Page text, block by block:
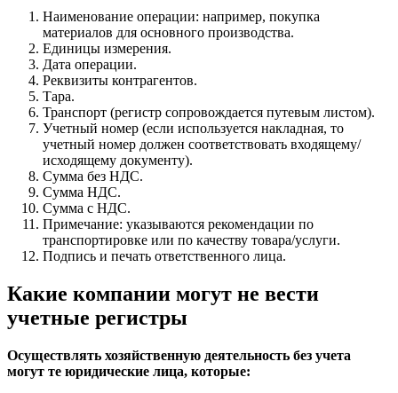
Наименование операции: например, покупка
материалов для основного производства.
Единицы измерения.
Дата операции.
Реквизиты контрагентов.
Тара.
Транспорт (регистр сопровождается путевым листом).
Учетный номер (если используется накладная, то
учетный номер должен соответствовать входящему/
исходящему документу).
Сумма без НДС.
Сумма НДС.
Сумма с НДС.
Примечание: указываются рекомендации по
транспортировке или по качеству товара/услуги.
Подпись и печать ответственного лица.
Какие компании могут не вести
учетные регистры
Осуществлять хозяйственную деятельность без учета
могут те юридические лица, которые: